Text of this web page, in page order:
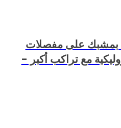
بمشبك على مفصلات
مع تراكب أكبر -